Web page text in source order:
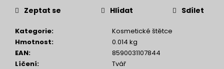
Kategorie:
Kosmetické štětce
Hmotnost:
0.014 kg
EAN:
8590031107844
Líčení:
Tvář
Zeptat se Hlídat Sdílet
129
Kč